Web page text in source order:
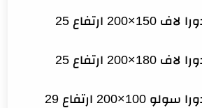
سعر مرتبة الدورا لاف 150×200 ارتفاع 25
سعر مرتبة الدورا لاف 180×200 ارتفاع 25
سعر مرتبة الدورا سولو 100×200 ارتفاع 29